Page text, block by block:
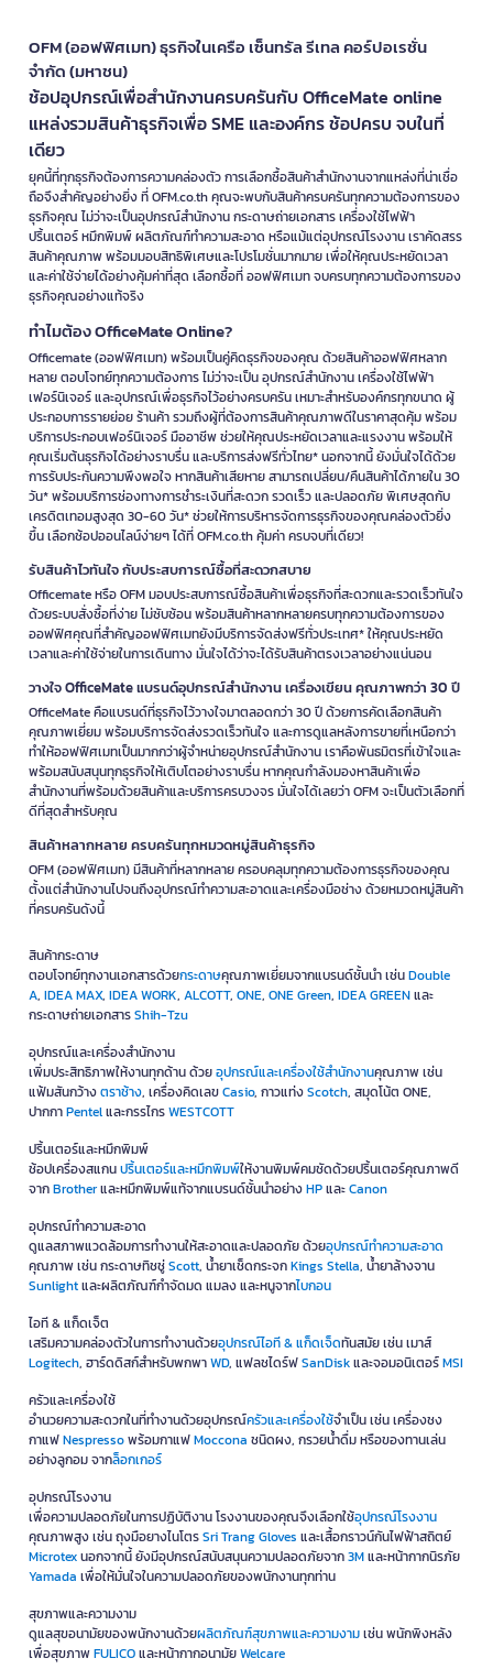
OFM (ออฟฟิศเมท) ธุรกิจในเครือ เซ็นทรัล รีเทล คอร์ปอเรชั่น
จำกัด (มหาชน)
ช้อปอุปกรณ์เพื่อสำนักงานครบครันกับ OfficeMate online
แหล่งรวมสินค้าธุรกิจเพื่อ SME และองค์กร ช้อปครบ จบในที่
เดียว
ยุคนี้ที่ทุกธุรกิจต้องการความคล่องตัว การเลือกซื้อสินค้าสำนักงานจากแหล่งที่น่าเชื่อ
ถือจึงสำคัญอย่างยิ่ง ที่ OFM.co.th คุณจะพบกับสินค้าครบครันทุกความต้องการของ
ธุรกิจคุณ ไม่ว่าจะเป็นอุปกรณ์สำนักงาน กระดาษถ่ายเอกสาร เครื่องใช้ไฟฟ้า
ปริ้นเตอร์ หมึกพิมพ์ ผลิตภัณฑ์ทำความสะอาด หรือแม้แต่อุปกรณ์โรงงาน เราคัดสรร
สินค้าคุณภาพ พร้อมมอบสิทธิพิเศษและโปรโมชั่นมากมาย เพื่อให้คุณประหยัดเวลา
และค่าใช้จ่ายได้อย่างคุ้มค่าที่สุด เลือกซื้อที่ ออฟฟิศเมท จบครบทุกความต้องการของ
ธุรกิจคุณอย่างแท้จริง
ทำไมต้อง OfficeMate Online?
Officemate (ออฟฟิศเมท) พร้อมเป็นคู่คิดธุรกิจของคุณ ด้วยสินค้าออฟฟิศหลาก
หลาย ตอบโจทย์ทุกความต้องการ ไม่ว่าจะเป็น อุปกรณ์สำนักงาน เครื่องใช้ไฟฟ้า
เฟอร์นิเจอร์ และอุปกรณ์เพื่อธุรกิจไว้อย่างครบครัน เหมาะสำหรับองค์กรทุกขนาด ผู้
ประกอบการรายย่อย ร้านค้า รวมถึงผู้ที่ต้องการสินค้าคุณภาพดีในราคาสุดคุ้ม พร้อม
บริการประกอบเฟอร์นิเจอร์ มืออาชีพ ช่วยให้คุณประหยัดเวลาและแรงงาน พร้อมให้
คุณเริ่มต้นธุรกิจได้อย่างราบรื่น และบริการส่งฟรีทั่วไทย* นอกจากนี้ ยังมั่นใจได้ด้วย
การรับประกันความพึงพอใจ หากสินค้าเสียหาย สามารถเปลี่ยน/คืนสินค้าได้ภายใน 30
วัน* พร้อมบริการช่องทางการชำระเงินที่สะดวก รวดเร็ว และปลอดภัย พิเศษสุดกับ
เครดิตเทอมสูงสุด 30-60 วัน* ช่วยให้การบริหารจัดการธุรกิจของคุณคล่องตัวยิ่ง
ขึ้น เลือกช้อปออนไลน์ง่ายๆ ได้ที่ OFM.co.th คุ้มค่า ครบจบที่เดียว!
รับสินค้าไวทันใจ กับประสบการณ์ซื้อที่สะดวกสบาย
Officemate หรือ OFM มอบประสบการณ์ซื้อสินค้าเพื่อธุรกิจที่สะดวกและรวดเร็วทันใจ
ด้วยระบบสั่งซื้อที่ง่าย ไม่ซับซ้อน พร้อมสินค้าหลากหลายครบทุกความต้องการของ
ออฟฟิศคุณที่สำคัญออฟฟิศเมทยังมีบริการจัดส่งฟรีทั่วประเทศ* ให้คุณประหยัด
เวลาและค่าใช้จ่ายในการเดินทาง มั่นใจได้ว่าจะได้รับสินค้าตรงเวลาอย่างแน่นอน
วางใจ OfficeMate แบรนด์อุปกรณ์สำนักงาน เครื่องเขียน คุณภาพกว่า 30 ปี
OfficeMate คือแบรนด์ที่ธุรกิจไว้วางใจมาตลอดกว่า 30 ปี ด้วยการคัดเลือกสินค้า
คุณภาพเยี่ยม พร้อมบริการจัดส่งรวดเร็วทันใจ และการดูแลหลังการขายที่เหนือกว่า
ทำให้ออฟฟิศเมทเป็นมากกว่าผู้จำหน่ายอุปกรณ์สำนักงาน เราคือพันธมิตรที่เข้าใจและ
พร้อมสนับสนุนทุกธุรกิจให้เติบโตอย่างราบรื่น หากคุณกำลังมองหาสินค้าเพื่อ
สำนักงานที่พร้อมด้วยสินค้าและบริการครบวงจร มั่นใจได้เลยว่า OFM จะเป็นตัวเลือกที่
ดีที่สุดสำหรับคุณ
สินค้าหลากหลาย ครบครันทุกหมวดหมู่สินค้าธุรกิจ
OFM (ออฟฟิศเมท) มีสินค้าที่หลากหลาย ครอบคลุมทุกความต้องการธุรกิจของคุณ
ตั้งแต่สำนักงานไปจนถึงอุปกรณ์ทำความสะอาดและเครื่องมือช่าง ด้วยหมวดหมู่สินค้า
ที่ครบครันดังนี้
สินค้ากระดาษ
ตอบโจทย์ทุกงานเอกสารด้วยกระดาษคุณภาพเยี่ยมจากแบรนด์ชั้นนำ เช่นDouble
A, IDEA MAX, IDEA WORK, ALCOTT, ONE, ONE Green, IDEA GREENและ
กระดาษถ่ายเอกสารShih-Tzu
อุปกรณ์และเครื่องสำนักงาน
เพิ่มประสิทธิภาพให้งานทุกด้าน ด้วยอุปกรณ์และเครื่องใช้สำนักงานคุณภาพ เช่น
แฟ้มสันกว้างตราช้าง, เครื่องคิดเลขCasio, กาวแท่งScotch, สมุดโน้ต ONE,
ปากกาPentelและกรรไกรWESTCOTT
ปริ้นเตอร์และหมึกพิมพ์
ช้อปเครื่องสแกนปริ้นเตอร์และหมึกพิมพ์ให้งานพิมพ์คมชัดด้วยปริ้นเตอร์คุณภาพดี
จากBrotherและหมึกพิมพ์แท้จากแบรนด์ชั้นนำอย่างHPและCanon
อุปกรณ์ทำความสะอาด
ดูแลสภาพแวดล้อมการทำงานให้สะอาดและปลอดภัย ด้วยอุปกรณ์ทำความสะอาด
คุณภาพ เช่น กระดาษทิชชู่Scott, น้ำยาเช็ดกระจกKings Stella, น้ำยาล้างจาน
Sunlightและผลิตภัณฑ์กำจัดมด แมลง และหนูจากไบกอน
ไอที & แก็ดเจ็ต
เสริมความคล่องตัวในการทำงานด้วยอุปกรณ์ไอที & แก็ดเจ็ดทันสมัย เช่น เมาส์
Logitech, ฮาร์ดดิสก์สำหรับพกพาWD, แฟลชไดร์ฟSanDiskและจอมอนิเตอร์MSI
ครัวและเครื่องใช้
อำนวยความสะดวกในที่ทำงานด้วยอุปกรณ์ครัวและเครื่องใช้จำเป็น เช่น เครื่องชง
กาแฟNespressoพร้อมกาแฟMoccona ชนิดผง, กรวยน้ำดื่ม หรือของทานเล่น
อย่างลูกอม จากล็อกเกอร์
อุปกรณ์โรงงาน
เพื่อความปลอดภัยในการปฏิบัติงาน โรงงานของคุณจึงเลือกใช้อุปกรณ์โรงงาน
คุณภาพสูง เช่น ถุงมือยางไนโตรSri Trang Gloves และเสื้อกราวน์กันไฟฟ้าสถิตย์
Microtexนอกจากนี้ ยังมีอุปกรณ์สนับสนุนความปลอดภัยจาก3Mและหน้ากากนิรภัย
Yamada เพื่อให้มั่นใจในความปลอดภัยของพนักงานทุกท่าน
สุขภาพและความงาม
ดูแลสุขอนามัยของพนักงานด้วยผลิตภัณฑ์สุขภาพและความงามเช่น พนักพิงหลัง
เพื่อสุขภาพFULICOและหน้ากากอนามัยWelcare